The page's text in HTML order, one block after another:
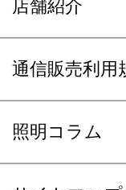
店舗紹介
通信販売利用
照明コラム